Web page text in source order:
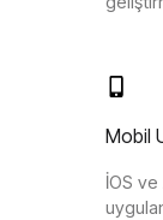
Mobil
İOS